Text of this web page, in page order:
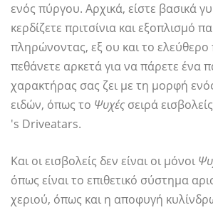
ενός πύργου. Αρχικά, είστε βασικά
κερδίζετε πριτσίνια και εξοπλισμό
πληρώνοντας, εξ ου και το ελεύθερο
πεθάνετε αρκετά για να πάρετε ένα
χαρακτήρας σας ζει με τη μορφή
ειδών, όπως το Ψυχές σειρά
's Driveatars.
Και οι εισβολείς δεν είναι οι μόνοι
όπως είναι το επιθετικό σύστημα
χεριού, όπως και η αποφυγή